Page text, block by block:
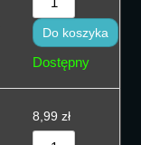
Do koszyka
Dostępny
8,99 zł